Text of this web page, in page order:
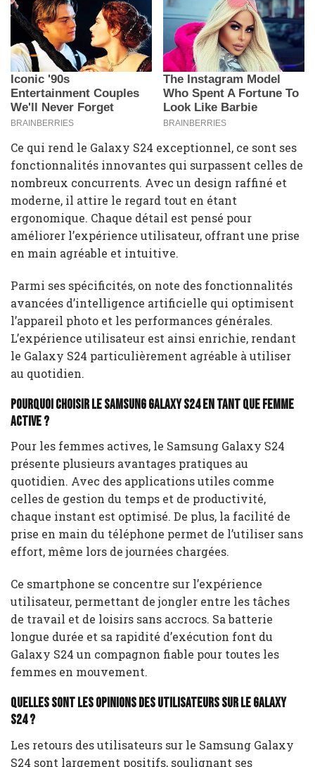
Ce qui rend le Galaxy S24 exceptionnel, ce sont ses
fonctionnalités innovantes qui surpassent celles de
nombreux concurrents. Avec un design raffiné et
moderne, il attire le regard tout en étant
ergonomique. Chaque détail est pensé pour
améliorer l’expérience utilisateur, offrant une prise
en main agréable et intuitive.
Parmi ses spécificités, on note des fonctionnalités
avancées d’intelligence artificielle qui optimisent
l’appareil photo et les performances générales.
L’expérience utilisateur est ainsi enrichie, rendant
le Galaxy S24 particulièrement agréable à utiliser
au quotidien.
Pourquoi choisir le Samsung Galaxy S24 en tant que femme
active ?
Pour les femmes actives, le Samsung Galaxy S24
présente plusieurs avantages pratiques au
quotidien. Avec des applications utiles comme
celles de gestion du temps et de productivité,
chaque instant est optimisé. De plus, la facilité de
prise en main du téléphone permet de l’utiliser sans
effort, même lors de journées chargées.
Ce smartphone se concentre sur l’expérience
utilisateur, permettant de jongler entre les tâches
de travail et de loisirs sans accrocs. Sa batterie
longue durée et sa rapidité d’exécution font du
Galaxy S24 un compagnon fiable pour toutes les
femmes en mouvement.
Quelles sont les opinions des utilisateurs sur le Galaxy
S24 ?
Les retours des utilisateurs sur le Samsung Galaxy
S24 sont largement positifs, soulignant ses